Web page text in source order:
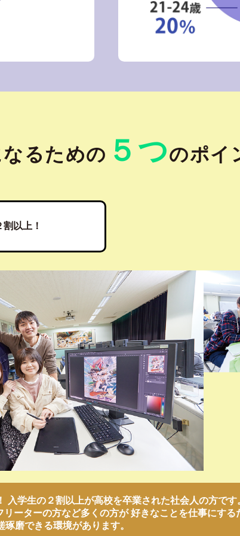
なるための ５つのポイ
以上！
入学生の２割以上が高校を卒業された社会人の方です
ーターの方など多くの方が 好きなことを仕事にす
磨できる環境があります。